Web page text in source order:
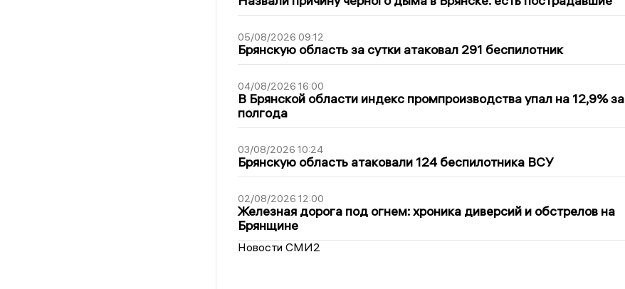
05/08/2026 09:12
Брянскую область за сутки атаковал 291 беспилотник
04/08/2026 16:00
В Брянской области индекс промпроизводства упал на 12,9% за
полгода
03/08/2026 10:24
Брянскую область атаковали 124 беспилотника ВСУ
02/08/2026 12:00
Железная дорога под огнем: хроника диверсий и обстрелов на
Брянщине
Новости СМИ2